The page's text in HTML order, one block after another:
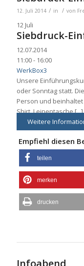
12. Juli 2014 / in / von
12 Juli
Siebdruck-
12.07.2014
11:00 - 16:00
WerkBox3
Unsere
oder Sonntag statt.
Person und
Shirt, Leinentasche [...]
Weitere
Empfiehl diesen
teilen
merken
drucken
Infoabend